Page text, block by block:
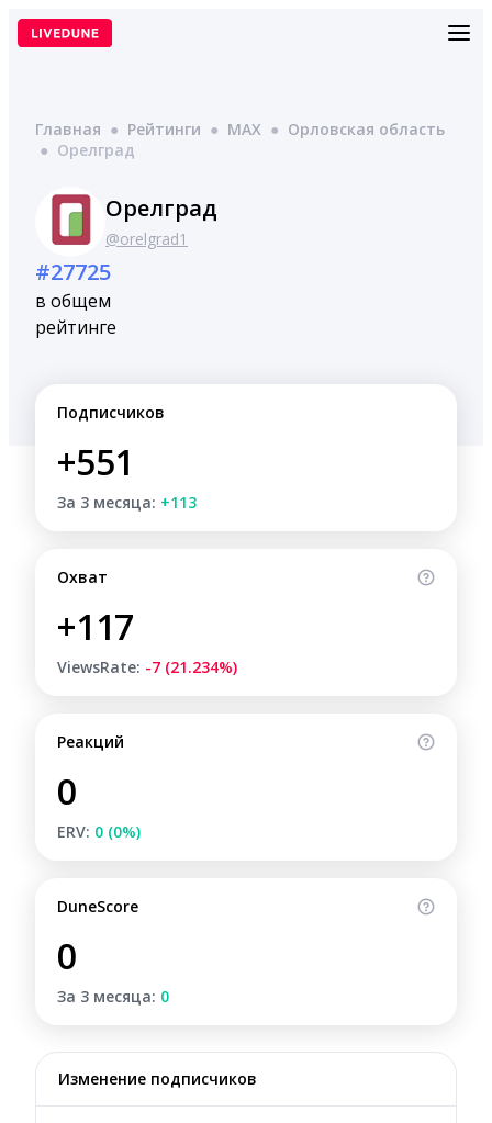
Перейти
Главная ● Рейтинги ● MAX ● Орловская область
● Орелград
Орелград
@orelgrad1
#27725
в общем
рейтинге
Подписчиков
+551
За 3 месяца: +113
Охват
+117
ViewsRate: -7 (21.234%)
Реакций
0
ERV: 0 (0%)
DuneScore
0
За 3 месяца: 0
Изменение подписчиков